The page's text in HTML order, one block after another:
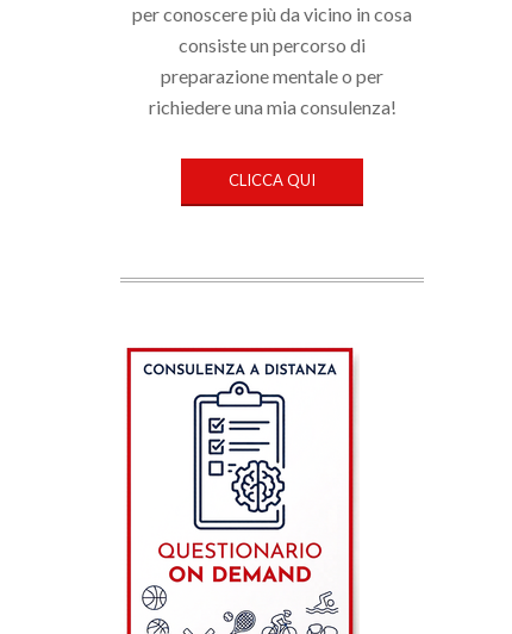
per conoscere più da vicino in cosa
consiste un percorso di
preparazione mentale o per
richiedere una mia consulenza!
CLICCA QUI